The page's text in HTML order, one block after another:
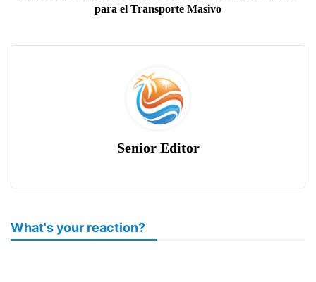
para el Transporte Masivo
Senior Editor
What's your reaction?